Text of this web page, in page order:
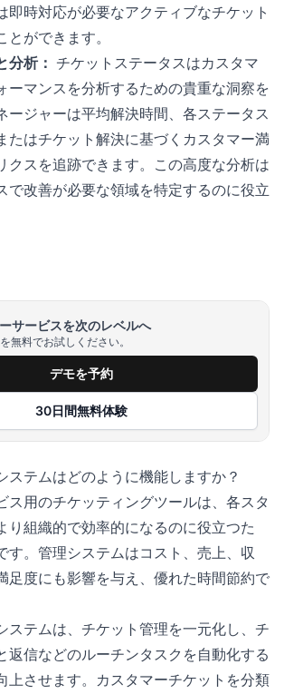
即時対応が必要なアクティブなチケット
ができます。
分析： チケットステータスはカスタマ
ーマンスを分析するための貴重な洞察を
ージャーは平均解決時間、各ステータス
たはチケット解決に基づくカスタマー満
クスを追跡できます。この高度な分析は
で改善が必要な領域を特定するのに役立
サービスを次のレベルへ
無料でお試しください。
デモを予約
30日間無料体験
ステムはどのように機能しますか？
ス用のチケッティングツールは、各スタ
り組織的で効率的になるのに役立つた
す。管理システムはコスト、売上、収
足度にも影響を与え、優れた時間節約で
ステムは、チケット管理を一元化し、チ
返信などのルーチンタスクを自動化する
上させます。カスタマーチケットを分類